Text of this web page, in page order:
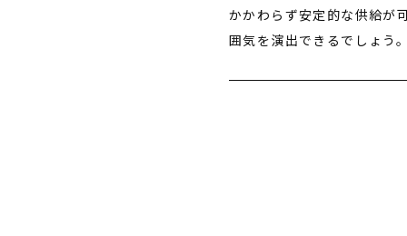
かかわらず安定的な供給が
囲気を演出できるでしょう